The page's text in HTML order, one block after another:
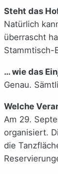
Steht das
Natürlich
überrascht
Stammtisch-
… wie das
Genau.
Welche
Am 29.
organisiert.
die